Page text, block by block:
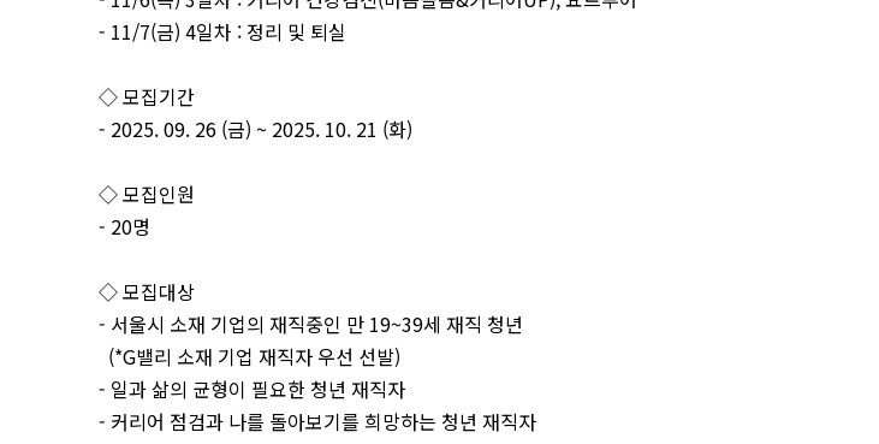
- 11/7(금) 4일차 : 정리 및 퇴실
◇ 모집기간
- 2025. 09. 26 (금) ~ 2025. 10. 21 (화)
◇ 모집인원
- 20명
◇ 모집대상
- 서울시 소재 기업의 재직중인 만 19~39세 재직 청년
(*G밸리 소재 기업 재직자 우선 선발)
- 일과 삶의 균형이 필요한 청년 재직자
- 커리어 점검과 나를 돌아보기를 희망하는 청년 재직자